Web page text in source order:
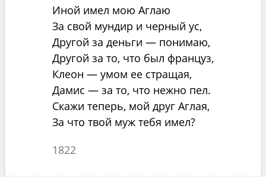
Иной имел мою Аглаю
За свой мундир и черный ус,
Другой за деньги — понимаю,
Другой за то, что был француз,
Клеон — умом ее стращая,
Дамис — за то, что нежно пел.
Скажи теперь, мой друг Аглая,
За что твой муж тебя имел?
1822